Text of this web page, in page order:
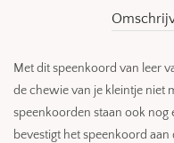
Met dit speenkoord van leer
de chewie van je kleintje niet
speenkoorden staan ook nog
bevestigt het speenkoord aan